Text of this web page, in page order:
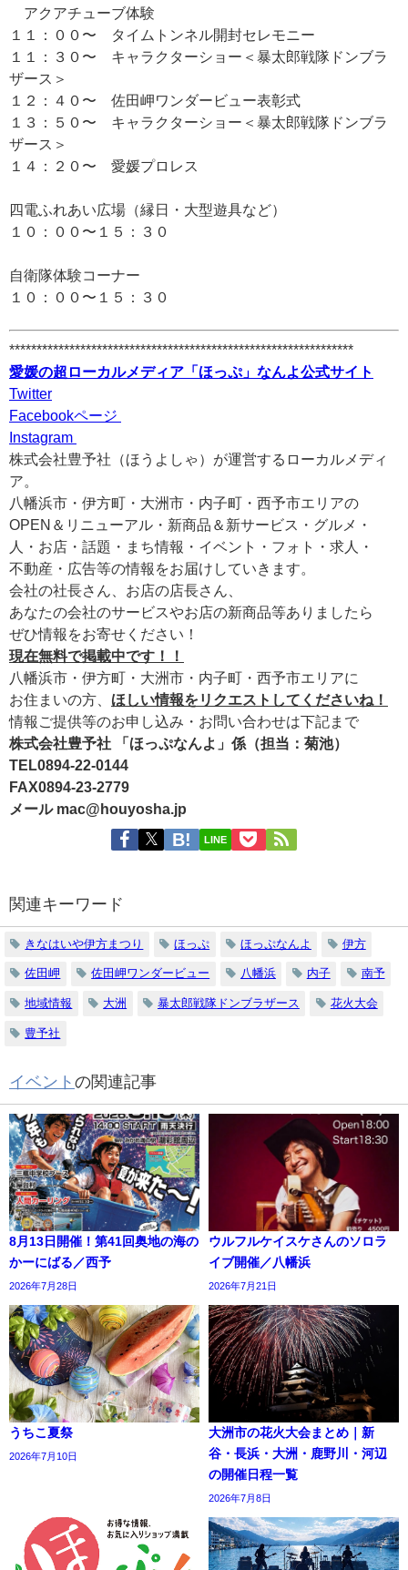
アクアチューブ体験
１１：００〜 タイムトンネル開封セレモニー
１１：３０〜 キャラクターショー＜暴太郎戦隊ドンブラ
ザース＞
１２：４０〜 佐田岬ワンダービュー表彰式
１３：５０〜 キャラクターショー＜暴太郎戦隊ドンブラ
ザース＞
１４：２０〜 愛媛プロレス
四電ふれあい広場（縁日・大型遊具など）
１０：００〜１５：３０
自衛隊体験コーナー
１０：００〜１５：３０
***************************************************************
愛媛の超ローカルメディア「ほっぷ」なんよ公式サイト
Twitter
Facebookページ
Instagram
株式会社豊予社（ほうよしゃ）が運営するローカルメディ
ア。
八幡浜市・伊方町・大洲市・内子町・西予市エリアの
OPEN＆リニューアル・新商品＆新サービス・グルメ・
人・お店・話題・まち情報・イベント・フォト・求人・
不動産・広告等の情報をお届けしていきます。
会社の社長さん、お店の店長さん、
あなたの会社のサービスやお店の新商品等ありましたら
ぜひ情報をお寄せください！
現在無料で掲載中です！！
八幡浜市・伊方町・大洲市・内子町・西予市エリアに
お住まいの方、 ほしい情報をリクエストしてくださいね！
情報ご提供等のお申し込み・お問い合わせは下記まで
株式会社豊予社 「ほっぷなんよ」係（担当：菊池）
TEL0894-22-0144
FAX0894-23-2779
メール mac@houyosha.jp
LINE
関連キーワード
きなはいや伊方まつり ほっぷ ほっぷなんよ 伊方
佐田岬 佐田岬ワンダービュー 八幡浜 内子 南予
地域情報 大洲 暴太郎戦隊ドンブラザース 花火大会
豊予社
イベント の関連記事
8月13日開催！第41回奥地の海の
かーにばる／西予
2026年7月28日
ウルフルケイスケさんのソロラ
イブ開催／八幡浜
2026年7月21日
うちこ夏祭
2026年7月10日
大洲市の花火大会まとめ｜新
谷・長浜・大洲・鹿野川・河辺
の開催日程一覧
2026年7月8日